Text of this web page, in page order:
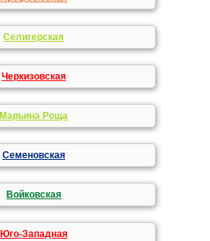
Селигерская
Черкизовская
Марьина Роща
Семеновская
Войковская
Юго-Западная